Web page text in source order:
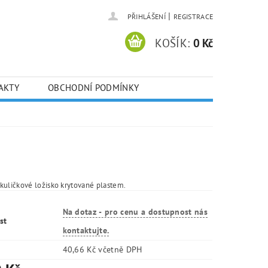
PŘIHLÁŠENÍ | REGISTRACE
KOŠÍK: 0 Kč
OBCHODNÍ PODMÍNKY
ložisko krytované plastem.
Na dotaz - pro cenu a dostupnost nás
kontaktujte.
40,66 Kč včetně DPH